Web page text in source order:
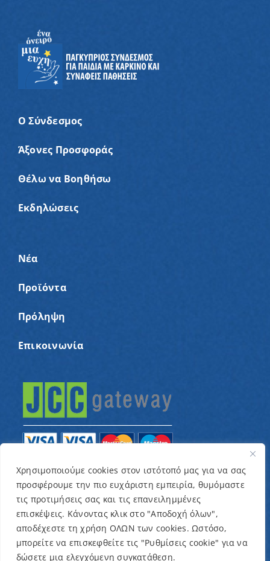
Χρησιμοποιούμε cookies στον ιστότοπό μας για να σας
προσφέρουμε την πιο ευχάριστη εμπειρία, θυμόμαστε
τις προτιμήσεις σας και τις επανειλημμένες
επισκέψεις. Κάνοντας κλικ στο "Αποδοχή όλων",
αποδέχεστε τη χρήση ΟΛΩΝ των cookies. Ωστόσο,
μπορείτε να επισκεφθείτε τις "Ρυθμίσεις cookie" για να
δώσετε μια ελεγχόμενη συγκατάθεση.
Ο Σύνδεσμος
Άξονες Προσφοράς
Θέλω να Βοηθήσω
Εκδηλώσεις
Νέα
Προϊόντα
Πρόληψη
Επικοινωνία
© Copyright 2022 – Παγκύπριος Σύνδεσμος για
παιδιά με καρκίνο και συναφείς παθήσεις «Ένα
Όνειρο Μια Ευχή» / Designed & Developed byNETinfo
Plc